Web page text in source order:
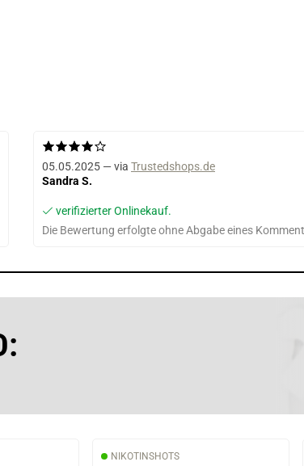
05.05.2025 — via Trustedshops.de
Sandra S.
verifizierter Onlinekauf.
Die Bewertung erfolgte ohne Abgabe eines
NIKOTINSHOTS